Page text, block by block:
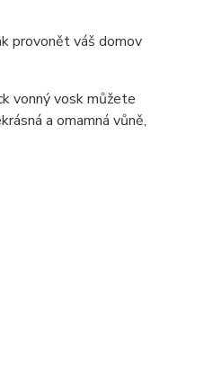
provonět váš domov
vonný vosk můžete
a omamná vůně,